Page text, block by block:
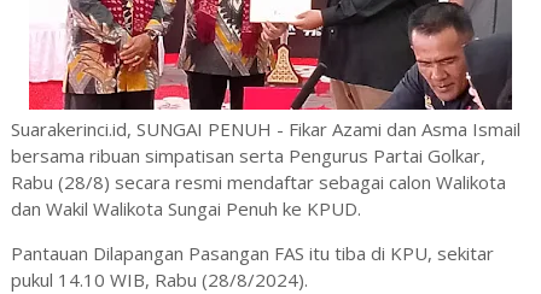
Suarakerinci.id, SUNGAI PENUH - Fikar Azami dan Asma Ismail
bersama ribuan simpatisan serta Pengurus Partai Golkar,
Rabu (28/8) secara resmi mendaftar sebagai calon Walikota
dan Wakil Walikota Sungai Penuh ke KPUD.
Pantauan Dilapangan Pasangan FAS itu tiba di KPU, sekitar
pukul 14.10 WIB, Rabu (28/8/2024).